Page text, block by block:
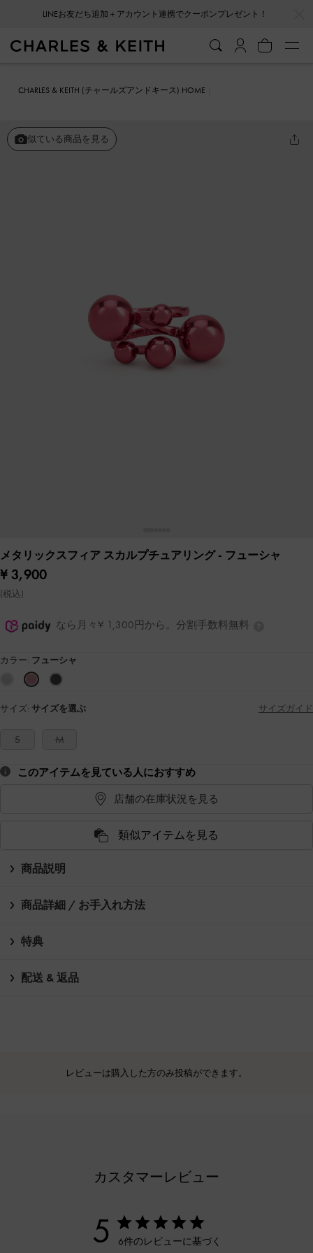
LINEお友だち追加＋アカウント連携でクーポンプレゼント！
CHARLES & KEITH (チャールズアンドキース) HOME
似ている商品を見る
メタリックスフィア スカルプチュアリング- フューシャ
¥ 3,900
(税込)
なら月々¥ 1,300円から。分割手数料無料
カラー: フューシャ
サイズ: サイズを選ぶ サイズガイド
S M
このアイテムを見ている人におすすめ
店舗の在庫状況を見る
類似アイテムを見る
商品説明
商品詳細 / お手入れ方法
特典
配送 & 返品
レビューは購入した方のみ投稿ができます。
カスタマーレビュー
5 6件のレビューに基づく